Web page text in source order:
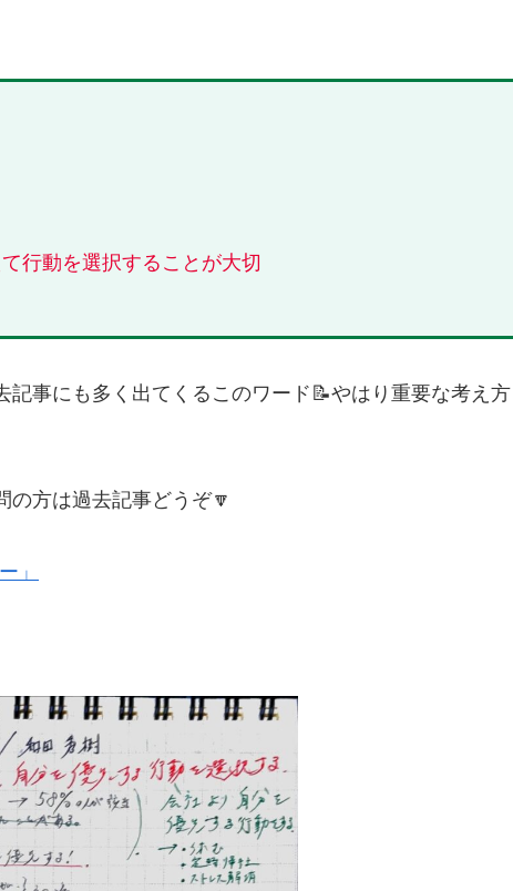
行動を選択することが大切
記事にも多く出てくるこのワード📝やはり重要な考え方
の方は過去記事どうぞ🔽
」